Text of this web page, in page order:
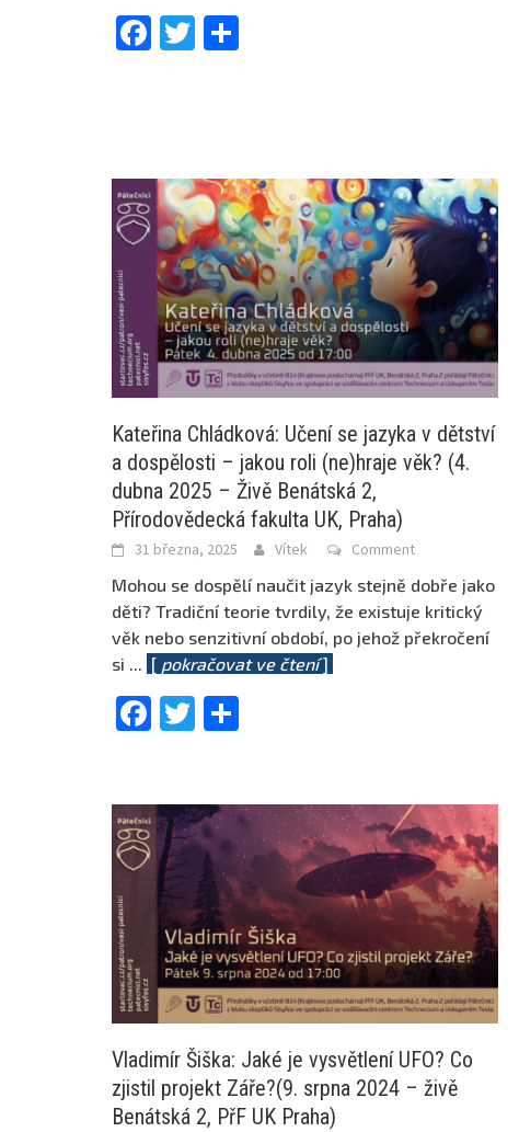
Facebook
Twitter
Kateřina Chládková: Učení se jazyka v dětství
a dospělosti – jakou roli (ne)hraje věk? (4.
dubna 2025 – Živě Benátská 2,
Přírodovědecká fakulta UK, Praha)
31 března, 2025 Vítek Comment
Mohou se dospělí naučit jazyk stejně dobře jako
děti? Tradiční teorie tvrdily, že existuje kritický
věk nebo senzitivní období, po jehož překročení
si ... [ pokračovat ve čtení]
Facebook
Twitter
Vladimír Šiška: Jaké je vysvětlení UFO? Co
zjistil projekt Záře?(9. srpna 2024 – živě
Benátská 2, PřF UK Praha)